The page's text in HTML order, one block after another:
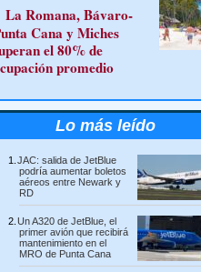
La Romana, Bávaro-
Cana y Miches
el 80% de
promedio
Lo más leído
JAC: salida de JetBlue
podría aumentar boletos
aéreos entre Newark y
RD
Un A320 de JetBlue, el
primer avión que recibirá
mantenimiento en el
MRO de Punta Cana